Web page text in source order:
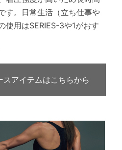
す。日常生活（立ち仕事や
使用はSERIES-3や1がおす
スアイテムはこちらから